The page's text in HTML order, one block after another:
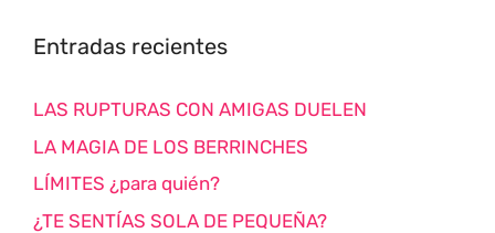
Entradas recientes
LAS RUPTURAS CON AMIGAS DUELEN
LA MAGIA DE LOS BERRINCHES
LÍMITES ¿para quién?
¿TE SENTÍAS SOLA DE PEQUEÑA?